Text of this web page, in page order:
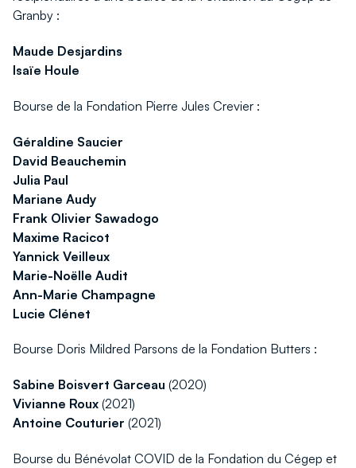
Granby :
Maude Desjardins
Isaïe Houle
Bourse de la Fondation Pierre Jules Crevier :
Géraldine Saucier
David Beauchemin
Julia Paul
Mariane Audy
Frank Olivier Sawadogo
Maxime Racicot
Yannick Veilleux
Marie-Noëlle Audit
Ann-Marie Champagne
Lucie Clénet
Bourse Doris Mildred Parsons de la Fondation Butters :
Sabine Boisvert Garceau (2020)
Vivianne Roux (2021)
Antoine Couturier (2021)
Bourse du Bénévolat COVID de la Fondation du Cégep et